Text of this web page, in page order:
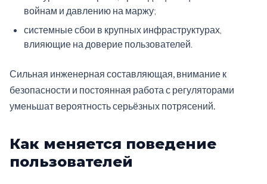
войнам и давлению на маржу;
системные сбои в крупных инфраструктурах,
влияющие на доверие пользователей.
Сильная инженерная составляющая, внимание к
безопасности и постоянная работа с регуляторами
уменьшат вероятность серьёзных потрясений.
Как меняется поведение
пользователей